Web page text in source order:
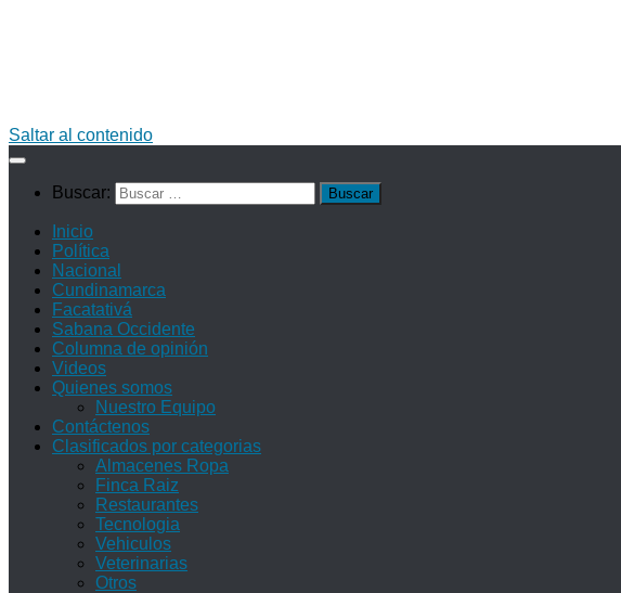
Saltar al contenido
Buscar:
Inicio
Política
Nacional
Cundinamarca
Facatativá
Sabana Occidente
Columna de opinión
Videos
Quienes somos
Nuestro Equipo
Contáctenos
Clasificados por categorias
Almacenes Ropa
Finca Raiz
Restaurantes
Tecnologia
Vehiculos
Veterinarias
Otros